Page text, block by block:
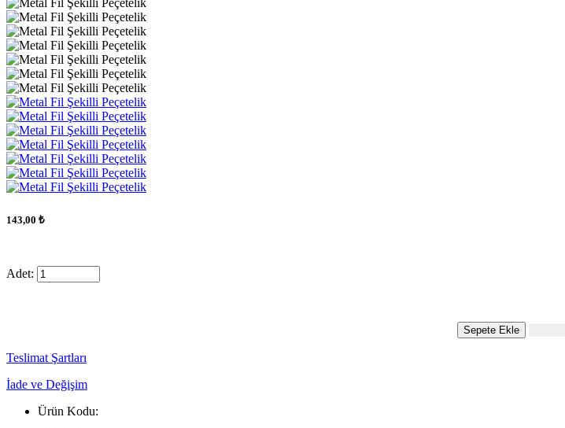
143,00 ₺
Adet:
Sepete Ekle
Teslimat Şartları
İade ve Değişim
Ürün Kodu: